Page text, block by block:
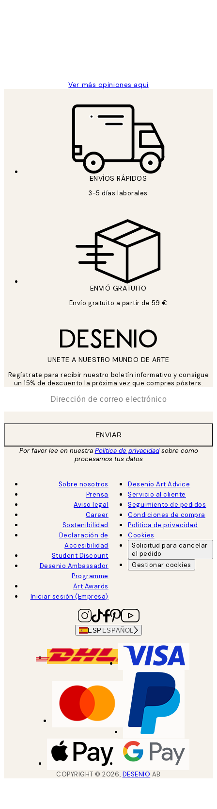
Ver más opiniones aquí
ENVÍOS RÁPIDOS
3-5 días laborales
ENVIÓ GRATUITO
Envío gratuito a partir de 59 €
UNETE A NUESTRO MUNDO DE ARTE
Regístrate para recibir nuestro boletín informativo y consigue
un 15% de descuento la próxima vez que compres pósters.
ENVIAR
Por favor lee en nuestra Política de privacidadsobre como
procesamos tus datos
Sobre nosotros
Prensa
Aviso legal
Career
Sostenibilidad
Declaración de
Accesibilidad
Student Discount
Desenio Ambassador
Programme
Art Awards
Iniciar sesión (Empresa)
Desenio Art Advice
Servicio al cliente
Seguimiento de pedidos
Condiciones de compra
Política de privacidad
Cookies
Solicitud para cancelar
el pedido
Gestionar cookies
ESP ESPAÑOL
COPYRIGHT ©2026, DESENIO AB